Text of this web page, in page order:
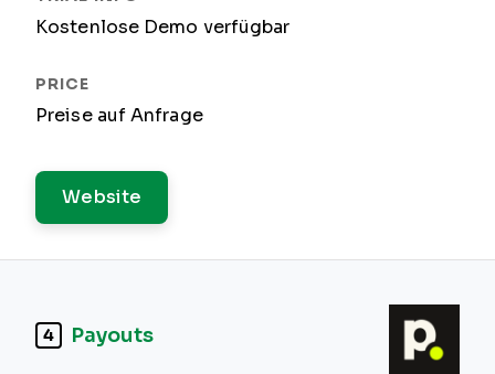
Kostenlose Demo verfügbar
Preise auf Anfrage
Website
4 Payouts